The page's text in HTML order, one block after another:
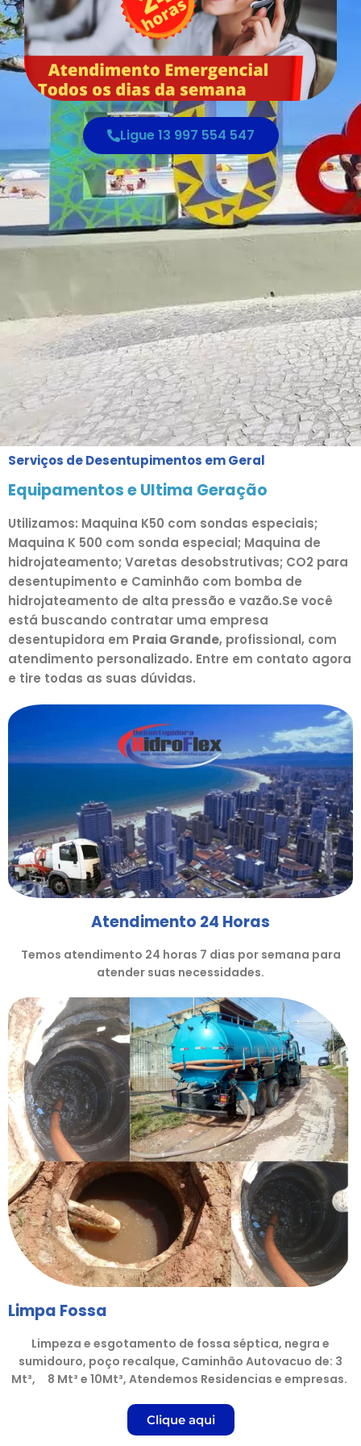
Ligue 13 997 554 547
Serviços de Desentupimentos em Geral
Equipamentos e Ultima Geração
Utilizamos: Maquina K50 com sondas especiais;
Maquina K 500 com sonda especial; Maquina de
hidrojateamento; Varetas desobstrutivas; CO2 para
desentupimento e Caminhão com bomba de
hidrojateamento de alta pressão e vazão.Se você
está buscando contratar uma empresa
desentupidora em Praia Grande, profissional, com
atendimento personalizado. Entre em contato agora
e tire todas as suas dúvidas.
Atendimento 24 Horas
Temos atendimento 24 horas 7 dias por semana para
atender suas necessidades.
Limpa Fossa
Limpeza e esgotamento de fossa séptica, negra e
sumidouro, poço recalque, Caminhão Autovacuo de: 3
Mt³, 8 Mt³ e 10Mt³, Atendemos Residencias e empresas.
Clique aqui